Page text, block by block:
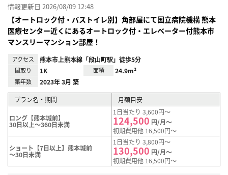
情報更新日 2026/08/09 12:48
【オートロック付・バストイレ別】角部屋にて国立病院機構 熊本
医療センター近くにあるオートロック付・エレベーター付熊本市
マンスリーマンション部屋！
アクセス 熊本市上熊本線「段山町駅」徒歩5分
間取り 1K 面積 24.9m²
築年数 2023年 3月 築
プラン名・期間 月額目安
ロング【熊本城前】
30日以上～360日未満
1日当たり 3,600円～
124,500 円/月～
初期費用他 16,500円～
ショート【7日以上】熊本城前
～30日未満
1日当たり 3,800円～
130,500 円/月～
初期費用他 16,500円～